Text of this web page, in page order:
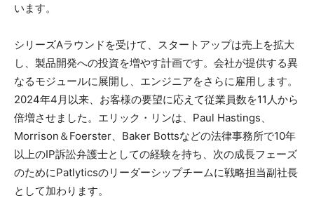
います。
シリーズAラウンドを受けて、スタートアップは売上を拡大
し、製品開発への投資を増やす計画です。会社が提供する異
なるモジュールに展開し、エンジニアをさらに雇用します。
2024年4月以来、お客様の要望に応えて従業員数を11人から
倍増させました。エリック・リンは、Paul Hastings、
Morrison＆Foerster、Baker Bottsなどの法律事務所で10年
以上のIP訴訟弁護士としての経験を持ち、次の成長フェーズ
のためにPatlyticsのリーダーシップチームに戦略担当副社長
として加わります。